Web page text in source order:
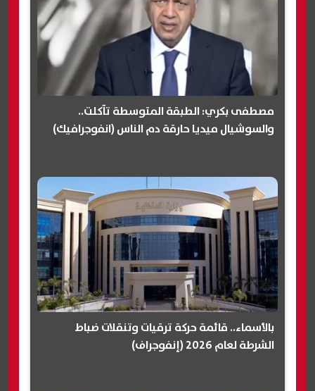
مصطفى بكري: الطبقة المتوسطة تآكلت..
والسوشيال ميديا حارقة دم الناس (انفوجرافيك)
بالأسماء.. قائمة حركة ترقيات وتنقلات ضباط
الشرطة لعام 2026 (إنفوجراف)